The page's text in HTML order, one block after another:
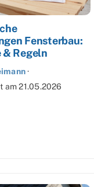
Fensterbau:
Regeln
·
am21.05.2026